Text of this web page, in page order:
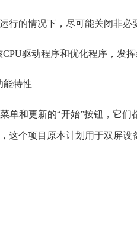
的情况下，尽可能关闭非必
驱动程序和优化程序，发挥
特性
和更新的“开始”按钮，它们
这个项目原本计划用于双屏